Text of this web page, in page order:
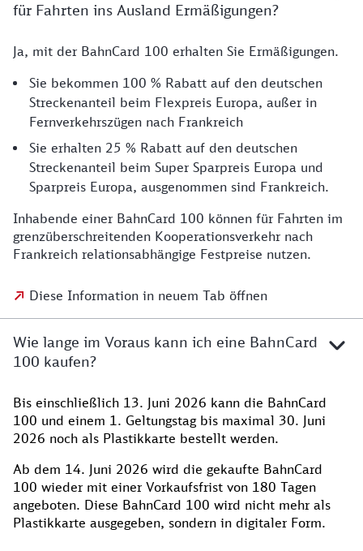
für Fahrten ins Ausland Ermäßigungen?
Ja, mit der BahnCard 100 erhalten Sie Ermäßigungen.
Sie bekommen 100 % Rabatt auf den deutschen
Streckenanteil beim Flexpreis Europa, außer in
Fernverkehrszügen nach Frankreich
Sie erhalten 25 % Rabatt auf den deutschen
Streckenanteil beim Super Sparpreis Europa und
Sparpreis Europa, ausgenommen sind Frankreich.
Inhabende einer BahnCard 100 können für Fahrten im
grenzüberschreitenden Kooperationsverkehr nach
Frankreich relationsabhängige Festpreise nutzen.
Diese Information in neuem Tab öffnen
Wie lange im Voraus kann ich eine BahnCard
100 kaufen?
Bis einschließlich 13. Juni 2026 kann die BahnCard
100 und einem 1. Geltungstag bis maximal 30. Juni
2026 noch als Plastikkarte bestellt werden.
Ab dem 14. Juni 2026 wird die gekaufte BahnCard
100 wieder mit einer Vorkaufsfrist von 180 Tagen
angeboten. Diese BahnCard 100 wird nicht mehr als
Plastikkarte ausgegeben, sondern in digitaler Form.